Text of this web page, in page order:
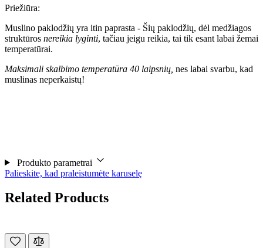
Priežiūra:
Muslino paklodžių yra itin paprasta - Šių paklodžių, dėl medžiagos
struktūros nereikia lyginti, tačiau jeigu reikia, tai tik esant labai žemai
temperatūrai.
Maksimali skalbimo temperatūra 40 laipsnių, nes labai svarbu, kad
muslinas neperkaistų!
Produkto parametrai
Palieskite, kad praleistumėte karuselę
Related Products